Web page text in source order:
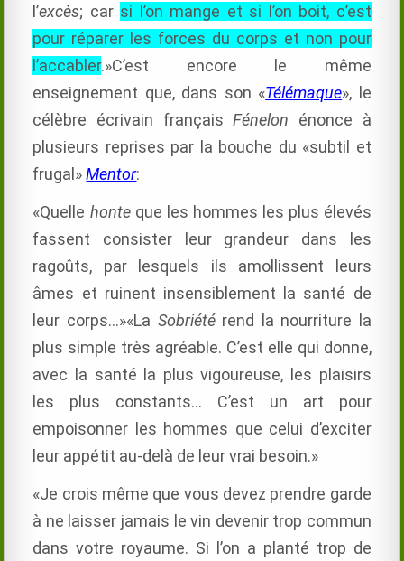
l’excès; car si l’on mange et si l’on boit, c’est
pour réparer les forces du corps et non pour
l’accabler.»C’est encore le même
enseignement que, dans son «Télémaque», le
célèbre écrivain françaisFénelon énonce à
plusieurs reprises par la bouche du «subtil et
frugal»Mentor:
«Quelle honteque les hommes les plus élevés
fassent consister leur grandeur dans les
ragoûts, par lesquels ils amollissent leurs
âmes et ruinent insensiblement la santé de
leur corps…»«La Sobriétérend la nourriture la
plus simple très agréable. C’est elle qui donne,
avec la santé la plus vigoureuse, les plaisirs
les plus constants… C’est un art pour
empoisonner les hommes que celui d’exciter
leur appétit au-delà de leur vrai besoin.»
«Je crois même que vous devez prendre garde
à ne laisser jamais le vin devenir trop commun
dans votre royaume. Si l’on a planté trop de